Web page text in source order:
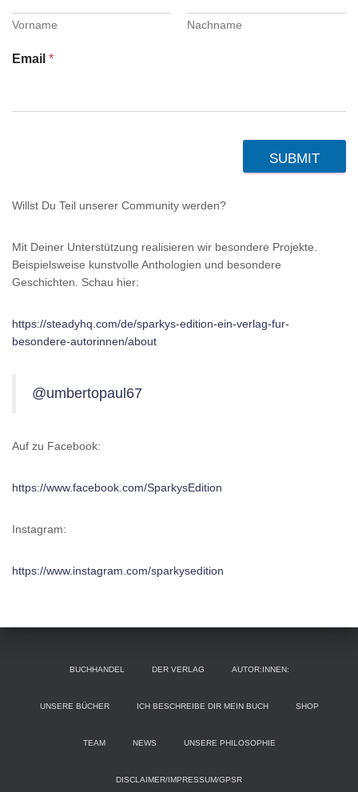
Vorname Nachname
Email *
SUBMIT
Willst Du Teil unserer Community werden?
Mit Deiner Unterstützung realisieren wir besondere Projekte.
Beispielsweise kunstvolle Anthologien und besondere
Geschichten. Schau hier:
https://steadyhq.com/de/sparkys-edition-ein-verlag-fur-
besondere-autorinnen/about
@umbertopaul67
Auf zu Facebook:
https://www.facebook.com/SparkysEdition
Instagram:
https://www.instagram.com/sparkysedition
BUCHHANDEL DER VERLAG AUTOR:INNEN:
UNSERE BÜCHER ICH BESCHREIBE DIR MEIN BUCH SHOP
TEAM NEWS UNSERE PHILOSOPHIE
DISCLAIMER/IMPRESSUM/GPSR